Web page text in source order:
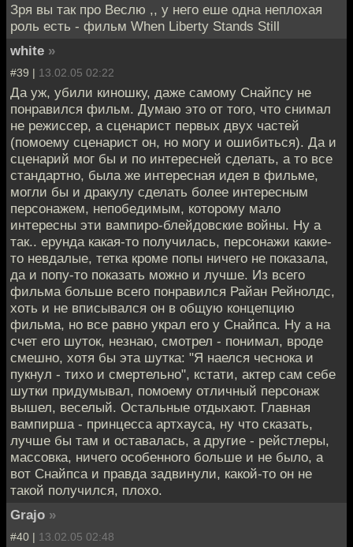
Зря вы так про Веслю ,, у него еше одна неплохая
роль есть - фильм When Liberty Stands Still
white »
#39 | 13.02.05 02:22
Да уж, убили киношку, даже самому Снайпсу не
понравился фильм. Думаю это от того, что снимал
не режиссер, а сценарист первых двух частей
(помоему сценарист он, но могу и ошибиться). Да и
сценарий мог бы и по интересней сделать, а то все
стандартно, была же интересная идея в фильме,
могли бы и дракулу сделать более интересным
персонажем, непобедимым, которому мало
интересны эти вампиро-блейдовские войны. Ну а
так.. ерунда какая-то получилась, персонажи какие-
то невдалые, тетка кроме попы ничего не показала,
да и попу-то показать можно и лучше. Из всего
фильма больше всего понравился Райан Рейнолдс,
хоть и не вписывался он в общую концепцию
фильма, но все равно украл его у Снайпса. Ну а на
счет его шуток, незнаю, смотрел - понимал, вроде
смешно, хотя бы эта шутка: "Я наелся чеснока и
пукнул - тихо и смертельно", кстати, актер сам себе
шутки придумывал, помоему отличный персонаж
вышел, веселый. Остальные отдыхают. Главная
вампирша - принцесса артхауса, ну что сказать,
лучше бы там и оставалась, а другие - рейстлеры,
массовка, ничего особенного больше и не было, а
вот Снайпса и правда задвинули, какой-то он не
такой получился, плохо.
Grajo »
#40 | 13.02.05 02:48